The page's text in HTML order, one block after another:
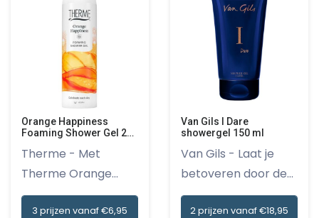
Orange Happiness
Foaming Shower Gel 200
Therme - Met
Therme Orange
Happiness Foamin...
3 prijzen vanaf €6,95
Van Gils I Dare
showergel 150 ml
Van Gils - Laat je
betoveren door de
heerli...
2 prijzen vanaf €18,95